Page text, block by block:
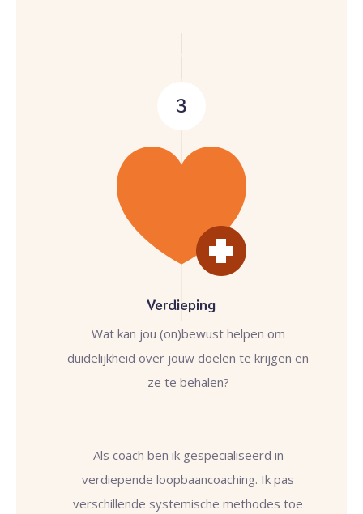
3
Verdieping
Wat kan jou (on)bewust helpen om
duidelijkheid over jouw doelen te krijgen en
ze te behalen?
Als coach ben ik gespecialiseerd in
verdiepende loopbaancoaching. Ik pas
verschillende systemische methodes toe